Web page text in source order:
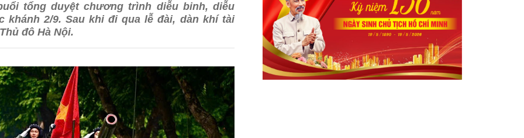
tổng duyệt chương trình diễu binh, diễu
khánh 2/9. Sau khi đi qua lễ đài, dàn khí tài
đô Hà Nội.